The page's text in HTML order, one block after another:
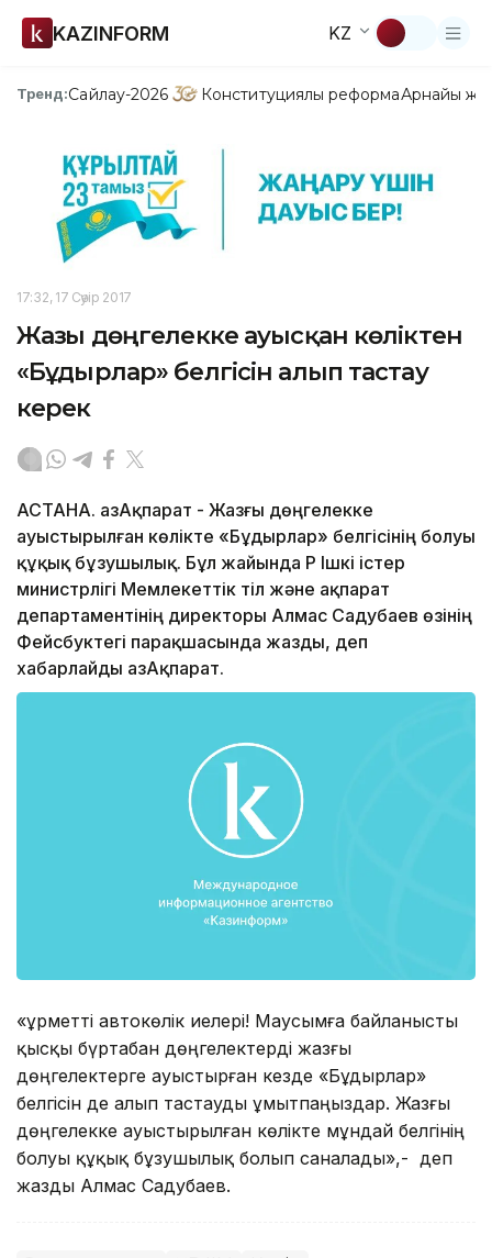
KAZINFORM KZ
Тренд:Сайлау-2026 Конституциялық реформаАрнайы
17:32, 17 Сәуір 2017
Жазғы дөңгелекке ауысқан көліктен
«Бұдырлар» белгісін алып тастау
керек
АСТАНА. ҚазАқпарат - Жазғы дөңгелекке
ауыстырылған көлікте «Бұдырлар» белгісінің болуы
құқық бұзушылық. Бұл жайында ҚР Ішкі істер
министрлігі Мемлекеттік тіл және ақпарат
департаментінің директоры Алмас Садубаев өзінің
Фейсбуктегі парақшасында жазды, деп
хабарлайды ҚазАқпарат.
«Құрметті автокөлік иелері! Маусымға байланысты
қысқы бүртабан дөңгелектерді жазғы
дөңгелектерге ауыстырған кезде «Бұдырлар»
белгісін де алып тастауды ұмытпаңыздар. Жазғы
дөңгелекке ауыстырылған көлікте мұндай белгінің
болуы құқық бұзушылық болып саналады»,- деп
жазды Алмас Садубаев.